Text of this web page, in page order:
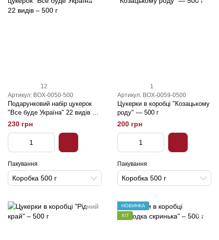
12
Артикул: BOX-0050-500
Подарунковий набір цукерок
"Все буде Україна" 22 видів –
500 г
230 грн
Пакування
Коробка 500 г
1
Артикул: BOX-0059-0500
Цукерки в коробці "Козацькому
роду" — 500 г
200 грн
Пакування
Коробка 500 г
НОВИНКА
ХІТ